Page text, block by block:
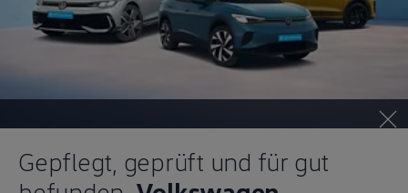
Gepflegt, geprüft und für gut